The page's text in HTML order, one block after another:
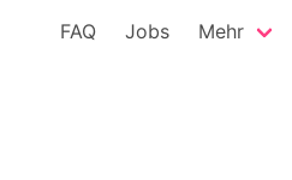
FAQ Jobs Mehr